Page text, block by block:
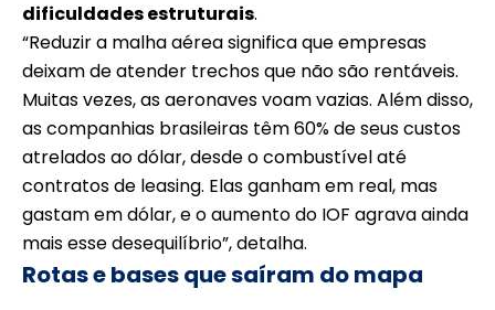
dificuldades estruturais.
“Reduzir a malha aérea significa que empresas
deixam de atender trechos que não são rentáveis.
Muitas vezes, as aeronaves voam vazias. Além disso,
as companhias brasileiras têm 60% de seus custos
atrelados ao dólar, desde o combustível até
contratos de leasing. Elas ganham em real, mas
gastam em dólar, e o aumento do IOF agrava ainda
mais esse desequilíbrio”, detalha.
Rotas e bases que saíram do mapa